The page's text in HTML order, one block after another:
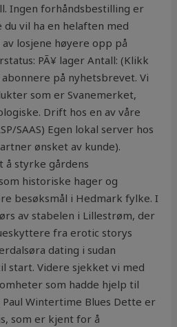
Ingen forhåndsbestilling er
vil ha en helaften med
losjene høyere opp på
PÃ¥ lager Antall: (Klikk
på nyhetsbrevet. Vi
som er Svanemerket,
Drift hos en av våre
SAAS) Egen lokal server hos
ønsket av kunde).
å styrke gårdens
historiske hager og
besøksmål i Hedmark fylke. I
av stabelen i Lillestrøm, der
fra erotic storys
dating i sudan
start. Videre sjekket vi med
som hadde hjelp til
Wintertime Blues Dette er
som er kjent for å